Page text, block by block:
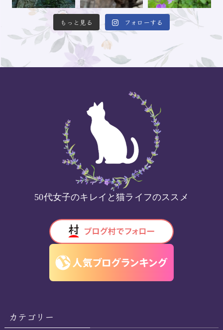
もっと見る フォローする
50代女子のキレイと猫ライフのススメ
カテゴリー